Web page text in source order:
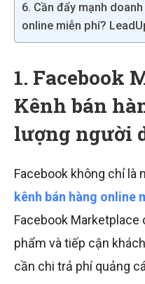
6. Cần đẩy mạnh
online miễn phí?
1. Facebook
Kênh bán
lượng người
Facebook không chỉ là
kênh bán hàng online
Facebook Marketplace
phẩm và tiếp cận
cần chi trả phí quảng